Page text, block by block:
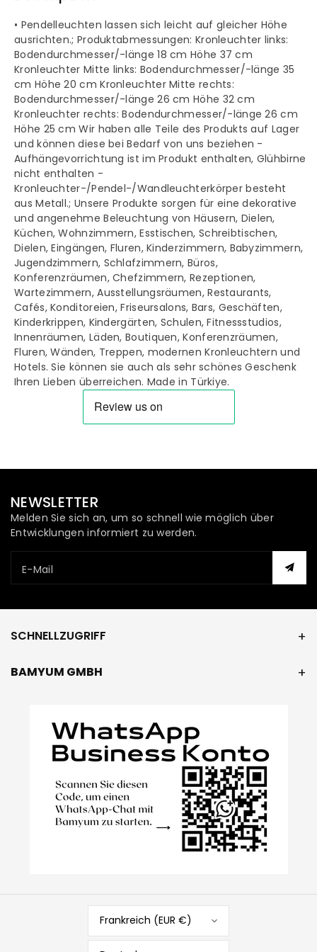
• Pendelleuchten lassen sich leicht auf gleicher Höhe
ausrichten.; Produktabmessungen: Kronleuchter links:
Bodendurchmesser/-länge 18 cm Höhe 37 cm
Kronleuchter Mitte links: Bodendurchmesser/-länge 35
cm Höhe 20 cm Kronleuchter Mitte rechts:
Bodendurchmesser/-länge 26 cm Höhe 32 cm
Kronleuchter rechts: Bodendurchmesser/-länge 26 cm
Höhe 25 cm Wir haben alle Teile des Produkts auf Lager
und können diese bei Bedarf von uns beziehen -
Aufhängevorrichtung ist im Produkt enthalten, Glühbirne
nicht enthalten -
Kronleuchter-/Pendel-/Wandleuchterkörper besteht
aus Metall.; Unsere Produkte sorgen für eine dekorative
und angenehme Beleuchtung von Häusern, Dielen,
Küchen, Wohnzimmern, Esstischen, Schreibtischen,
Dielen, Eingängen, Fluren, Kinderzimmern, Babyzimmern,
Jugendzimmern, Schlafzimmern, Büros,
Konferenzräumen, Chefzimmern, Rezeptionen,
Wartezimmern, Ausstellungsräumen, Restaurants,
Cafés, Konditoreien, Friseursalons, Bars, Geschäften,
Kinderkrippen, Kindergärten, Schulen, Fitnessstudios,
Innenräumen, Läden, Boutiquen, Konferenzräumen,
Fluren, Wänden, Treppen, modernen Kronleuchtern und
Hotels. Sie können sie auch als sehr schönes Geschenk
Ihren Lieben überreichen. Made in Türkiye.
NEWSLETTER
Melden Sie sich an, um so schnell wie möglich über
Entwicklungen informiert zu werden.
E-Mail
SCHNELLZUGRIFF
BAMYUM GMBH
Frankreich (EUR €)